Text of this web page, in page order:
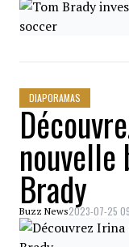
DIAPORAMAS
nouvelle
Brady
Buzz News2023-07-25